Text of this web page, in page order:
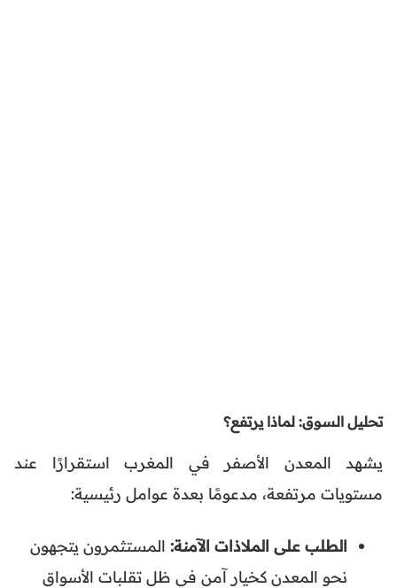
تحليل السوق: لماذا يرتفع؟
يشهد المعدن الأصفر في المغرب استقرارًا عند
مستويات مرتفعة، مدعومًا بعدة عوامل رئيسية:
الطلب على الملاذات الآمنة: المستثمرون يتجهون
نحو المعدن كخيار آمن في ظل تقلبات الأسواق